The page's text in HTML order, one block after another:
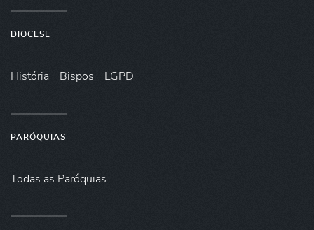
DIOCESE
História Bispos LGPD
PARÓQUIAS
Todas as Paróquias